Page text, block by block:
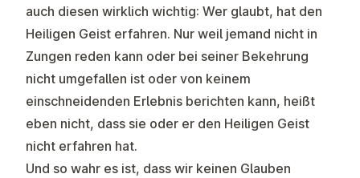
auch diesen wirklich wichtig: Wer glaubt, hat den
Heiligen Geist erfahren. Nur weil jemand nicht in
Zungen reden kann oder bei seiner Bekehrung
nicht umgefallen ist oder von keinem
einschneidenden Erlebnis berichten kann, heißt
eben nicht, dass sie oder er den Heiligen Geist
nicht erfahren hat.
Und so wahr es ist, dass wir keinen Glauben